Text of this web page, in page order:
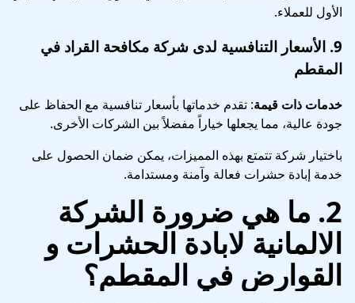
الأول للعملاء.
9. الأسعار التنافسية لدى شركة مكافحة القراد في
المقطم
خدمات ذات قيمة: تقدم خدماتها بأسعار تنافسية مع الحفاظ على
جودة عالية، مما يجعلها خياراً مفضلاً بين الشركات الأخرى.
باختيار شركة تتمتع بهذه المميزات، يمكن ضمان الحصول على
خدمة إبادة حشرات فعالة وآمنة ومستدامة.
2. ما هي ضرورة الشركة
الالمانية لابادة الحشرات و
القوارض في المقطم؟